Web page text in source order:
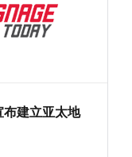
建立亚太地